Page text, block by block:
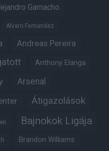
Garnacho
Alvaro Fernandez
Andreas Pereira
Anthony Elanga
Arsenal
Átigazolások
Bajnokok Ligája
Brandon Williams